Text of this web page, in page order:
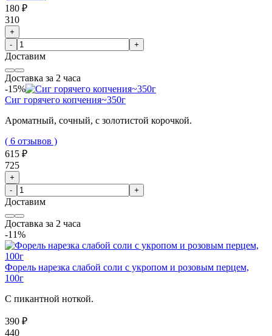
180 ₽
310
+
-
+
Доставим
Доставка за 2 часа
-15%
Сиг горячего копчения~350г
Ароматный, сочный, с золотистой корочкой.
( 6 отзывов )
615 ₽
725
+
-
+
Доставим
Доставка за 2 часа
-11%
Форель нарезка слабой соли с укропом и розовым перцем,
100г
С пикантной ноткой.
390 ₽
440